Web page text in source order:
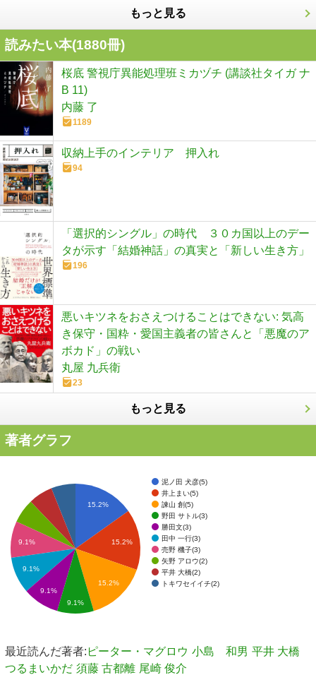
もっと見る
読みたい本(1880冊)
桜底 警視庁異能処理班ミカヅチ (講談社タイガ ナ
B 11)
内藤 了
1189
収納上手のインテリア 押入れ
94
「選択的シングル」の時代 ３０カ国以上のデー
タが示す「結婚神話」の真実と「新しい生き方」
196
悪いキツネをおさえつけることはできない: 気高
き保守・国粋・愛国主義者の皆さんと「悪魔のア
ボカド」の戦い
丸屋 九兵衛
23
もっと見る
著者グラフ
泥ノ田 犬彦(5)
井上まい(5)
諫山 創(5)
野田 サトル(3)
勝田文(3)
田中 一行(3)
売野 機子(3)
矢野 アロウ(2)
平井 大橋(2)
トキワセイイチ(2)
15.2%
15.2%
15.2%
9.1%
9.1%
9.1%
9.1%
最近読んだ著者: ピーター・マグロウ 小島 和男 平井 大橋
つるまいかだ 須藤 古都離 尾崎 俊介